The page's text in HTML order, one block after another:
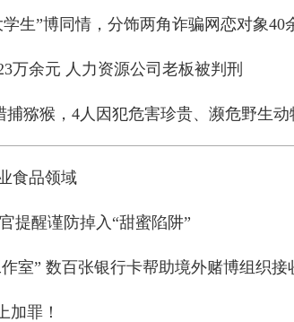
生”博同情，分饰两角诈骗网恋对象40
万余元 人力资源公司老板被判刑
猕猴，4人因犯危害珍贵、濒危野生动
食品领域
提醒谨防掉入“甜蜜陷阱”
室” 数百张银行卡帮助境外赌博组织接
加罪！